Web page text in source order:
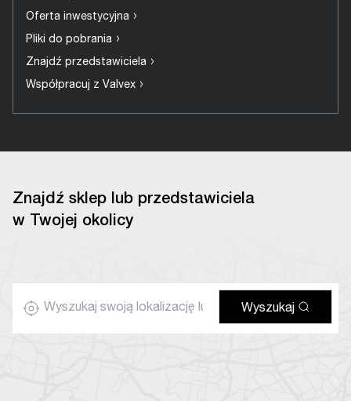
Oferta inwestycyjna ›
Pliki do pobrania ›
Znajdź przedstawiciela ›
Współpracuj z Valvex ›
Znajdź sklep lub przedstawiciela
w Twojej okolicy
Wyszukaj